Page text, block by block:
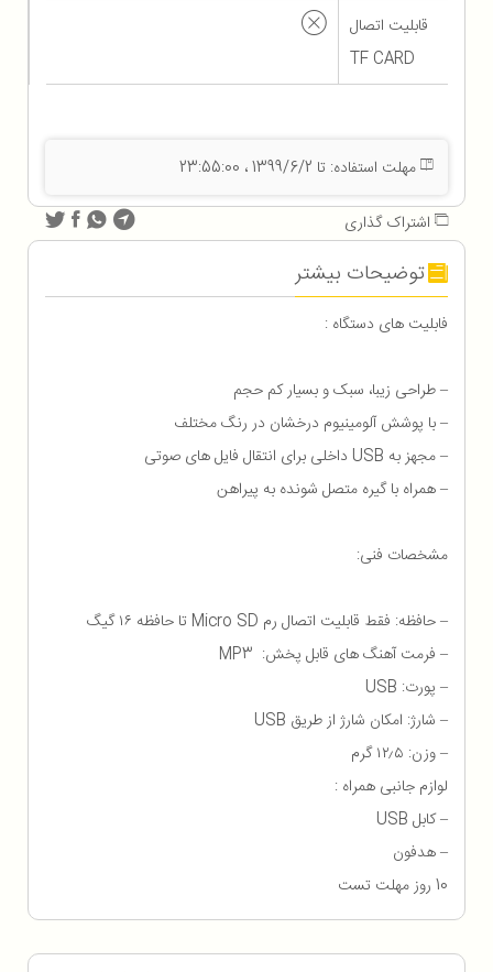
قابلیت اتصال
TF CARD
مهلت استفاده: تا 1399/6/2 ، 23:55:00
اشتراک گذاری
توضیحات بیشتر
فابلیت های دستگاه :
– طراحی زیبا، سبک و بسیار کم حجم
– با پوشش آلومینیوم درخشان در رنگ مختلف
– مجهز به USB داخلی برای انتقال فایل های صوتی
– همراه با گیره متصل شونده به پیراهن
مشخصات فنی:
– حافظه: فقط قابلیت اتصال رم Micro SD تا حافظه ۱۶ گیگ
– فرمت آهنگ های قابل پخش: MP3
– پورت: USB
– شارژ: امکان شارژ از طریق USB
– وزن: ۱۲٫۵ گرم
لوازم جانبی همراه :
– کابل USB
– هدفون
10 روز مهلت تست